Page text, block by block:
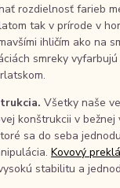
rozdielnosť farieb
tak v prírode v
ihličím ako na
smreky
Všetky naše
konštrukcii v bežnej
sa do seba
Kovový
stabilitu a